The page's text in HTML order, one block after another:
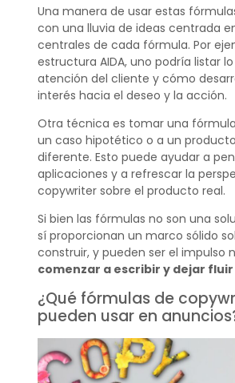
Una manera de usar estas
con una lluvia de ideas centrada
centrales de cada fórmula. Por
estructura AIDA, uno podría listar
atención del cliente y cómo
interés hacia el deseo y la acción.
Otra técnica es tomar una
un caso hipotético o a un
diferente. Esto puede ayudar a
aplicaciones y a refrescar la
copywriter sobre el producto real.
Si bien las fórmulas no son una
sí proporcionan un marco sólido
construir, y pueden ser el impulso
comenzar a escribir y dejar fluir
¿Qué fórmulas de
pueden usar en